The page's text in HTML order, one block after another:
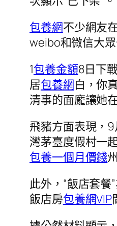
包養網不少網友
weibo和微信大
1包養金額8日下
居包養網白，你
清事的面龐讓她
飛豬方面表現，
灣茅臺度假村一
包養一個月價錢
此外，“飯店套
飯店房包養網VIP